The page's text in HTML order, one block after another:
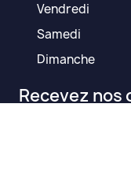
Vendredi
Samedi
Dimanche
Recevez nos